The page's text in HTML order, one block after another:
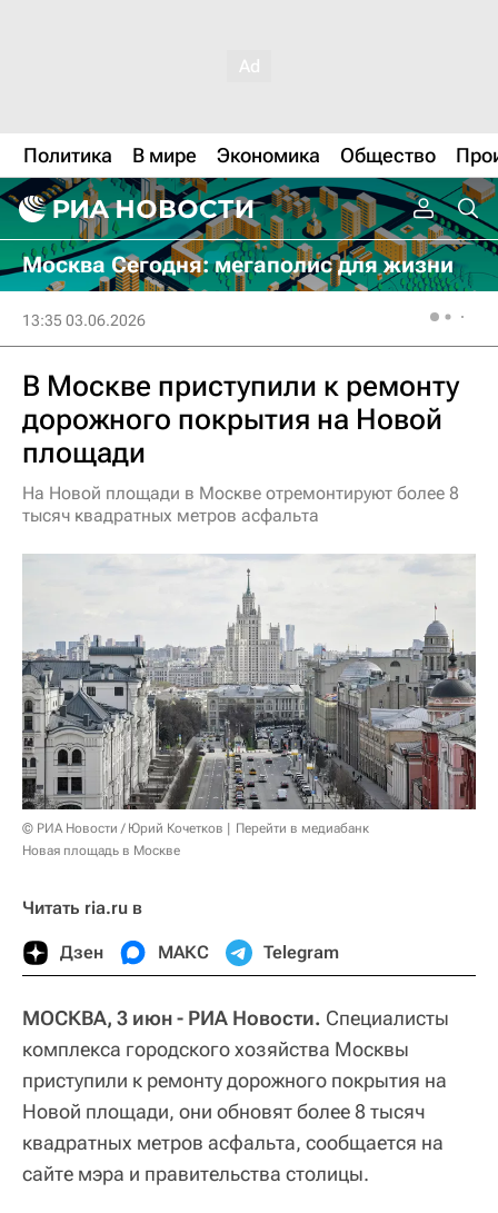
Политика В мире Экономика Общество
Москва Сегодня: мегаполис для жизни
13:35 03.06.2026
В Москве приступили к ремонту
дорожного покрытия на Новой
площади
На Новой площади в Москве отремонтируют более 8
тысяч квадратных метров асфальта
© РИА Новости / Юрий Кочетков
Перейти в медиабанк
Новая площадь в Москве
Читать ria.ru в
Дзен МАКС Telegram
МОСКВА, 3 июн - РИА Новости. Специалисты
комплекса городского хозяйства Москвы
приступили к ремонту дорожного покрытия на
Новой площади, они обновят более 8 тысяч
квадратных метров асфальта, сообщается на
сайте мэра и правительства столицы.